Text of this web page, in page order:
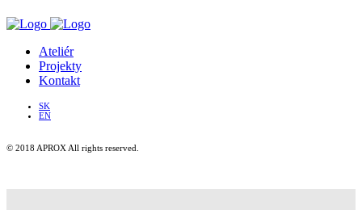
Ateliér
Projekty
Kontakt
SK
EN
© 2018 APROX All rights reserved.